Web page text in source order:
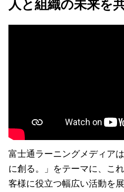
人と組織の未来を
富士通ラーニングメディア
に創る。」をテーマに、こ
客様に役立つ幅広い活動を展